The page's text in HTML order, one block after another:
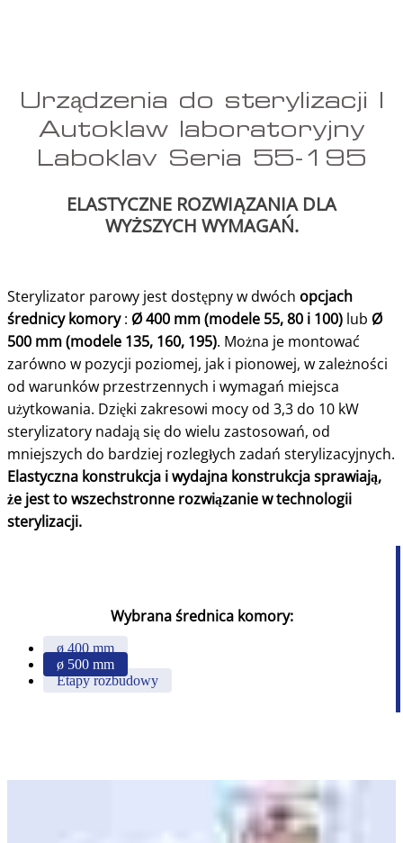
Urządzenia do sterylizacji |
Autoklaw laboratoryjny
Laboklav Seria 55-195
ELASTYCZNE ROZWIĄZANIA DLA
WYŻSZYCH WYMAGAŃ.
Sterylizator parowy jest dostępny w dwóch opcjach
średnicy komory: Ø 400 mm (modele 55, 80 i 100) lub Ø
500 mm (modele 135, 160, 195). Można je montować
zarówno w pozycji poziomej, jak i pionowej, w zależności
od warunków przestrzennych i wymagań miejsca
użytkowania. Dzięki zakresowi mocy od 3,3 do 10 kW
sterylizatory nadają się do wielu zastosowań, od
mniejszych do bardziej rozległych zadań sterylizacyjnych.
Elastyczna konstrukcja i wydajna konstrukcja sprawiają,
że jest to wszechstronne rozwiązanie w technologii
sterylizacji.
Wybrana średnica komory:
ø 400 mm
ø 500 mm
Etapy rozbudowy